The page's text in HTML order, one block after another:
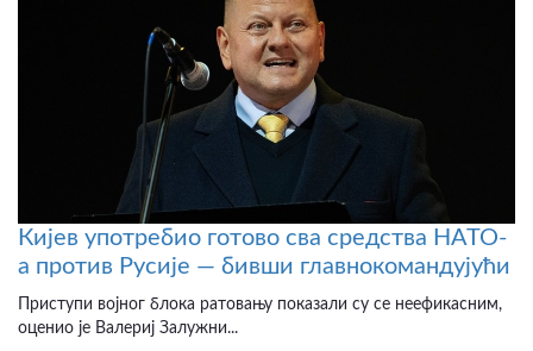
Кијев употребио готово сва средства НАТО-
а против Русије — бивши главнокомандујући
Приступи војног блока ратовању показали су се неефикасним,
оценио је Валериј Залужни...